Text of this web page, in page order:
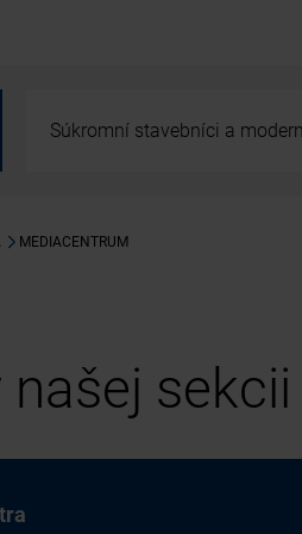
Súkromní stavebníci a
MEDIACENTRUM
našej